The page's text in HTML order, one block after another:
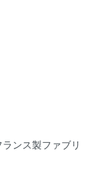
ンス製ファブリ